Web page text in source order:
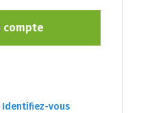
Identifiez-vous